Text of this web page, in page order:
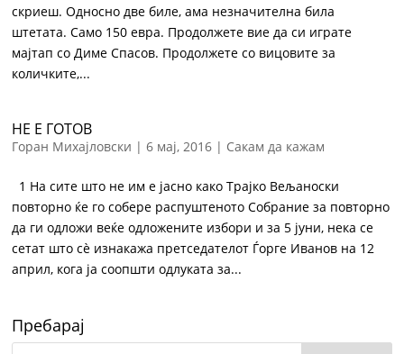
скриеш. Односно две биле, ама незначителна била
штетата. Само 150 евра. Продолжете вие да си играте
мајтап со Диме Спасов. Продолжете со вицовите за
количките,...
НЕ Е ГОТОВ
Горан Михајловски |6 мај, 2016 | Сакам да кажам
1 На сите што не им е јасно како Трајко Вељаноски
повторно ќе го собере распуштеното Собрание за повторно
да ги одложи веќе одложените избори и за 5 јуни, нека се
сетат што сè изнакажа претседателот Ѓорге Иванов на 12
април, кога ја соопшти одлуката за...
Пребарај